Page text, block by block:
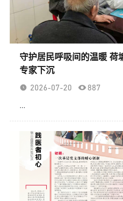
守护居民呼吸间的温暖 荷
专家下沉
2026-07-20 887
...